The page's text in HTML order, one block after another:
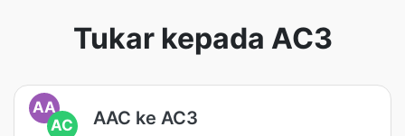
Tukar kepada AC3
AA
AC
AAC ke AC3